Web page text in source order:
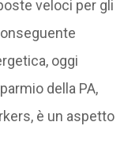
veloci per gli
oggi
della PA,
è un aspetto